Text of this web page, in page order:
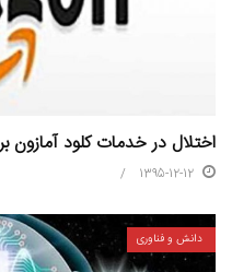
اختلال در خدمات کلود آمازون
1395-12-12
دانش و فناوری